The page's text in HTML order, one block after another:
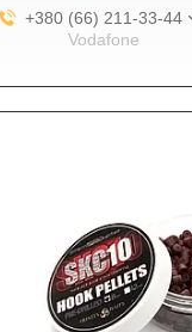
+380 (66) 211-33-44
Vodafone